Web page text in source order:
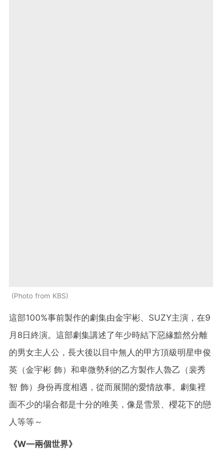
Photo from KBS
這部100%事前製作的劇集由金宇彬、SUZY主演，在9
月8日終演。這部劇集講述了年少時結下惡緣黯然分離
的男女主人公，長大後以目中無人的甲方頂級明星申俊
英（金宇彬 飾）和卑微勢利的乙方製作人魯乙（裴秀
智 飾）身份再度相遇，從而展開的愛情故事。劇集裡
面不少的場合都是十分的唯美，像是雪景、櫻花下的戀
人等等～
《W—兩個世界》